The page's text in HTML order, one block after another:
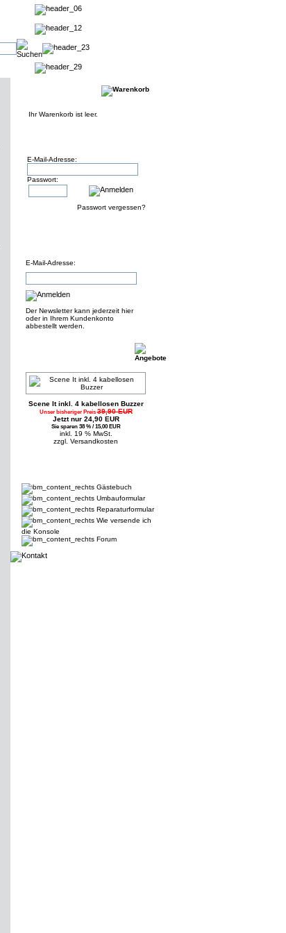
Ihr Warenkorb ist leer.
E-Mail-Adresse:
Passwort:
Passwort vergessen?
E-Mail-Adresse:
Der Newsletter kann jederzeit hier
oder in Ihrem Kundenkonto
abbestellt werden.
Scene It inkl. 4 kabellosen Buzzer
Unser bisheriger Preis39,90 EUR
Jetzt nur 24,90 EUR
Sie sparen 38 % / 15,00 EUR
inkl. 19 % MwSt.
zzgl. Versandkosten
Gästebuch
Umbauformular
Reparaturformular
Wie versende ich
die Konsole
Forum